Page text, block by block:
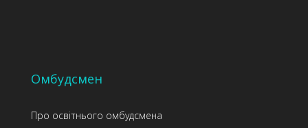
Омбудсмен
Про освітнього омбудсмена